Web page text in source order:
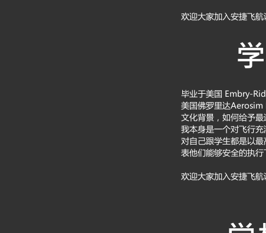
欢迎大家加入安捷飞
毕业于美国 Embry-
美国佛罗里达Aerosim
文化背景，如何给予
我本身是一个对飞行
对自己跟学生都是以
表他们能够安全的执行
欢迎大家加入安捷飞